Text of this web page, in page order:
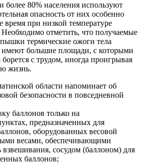
более 80% населения используют
опасность от них особенно
время при низкой температуре
отметить, что получаемые
термические ожоги тела
имеют большие площади, с которыми
с трудом, иногда проигрывая
жизнь.
области напоминает об
безопасности в повседневной
баллонов только на
предназначенных для
оборудованных весовой
весами, обеспечивающими
сосудом (баллоном) для
баллонов;